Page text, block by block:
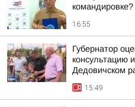
командировке?
16:55
Губернатор
консультацию
Дедовичском
15:49